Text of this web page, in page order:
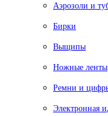
Аэрозоли и
Бирки
Выщипы
Ножные ленты
Ремни и
Электронная